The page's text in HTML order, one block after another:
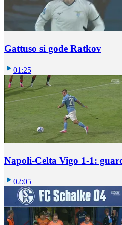
Gattuso si gode Ratkov
01:25
Napoli-Celta Vigo 1-1:
02:05